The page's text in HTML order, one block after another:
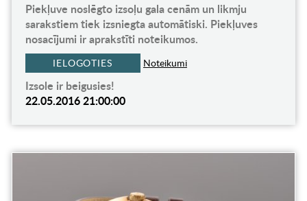
Piekļuve noslēgto izsoļu gala cenām un likmju
sarakstiem tiek izsniegta automātiski. Piekļuves
nosacījumi ir aprakstīti noteikumos.
IELOGOTIES Noteikumi
Izsole ir beigusies!
22.05.2016 21:00:00